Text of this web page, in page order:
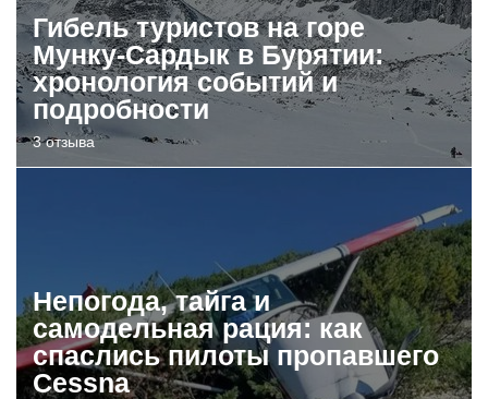
Гибель туристов на горе
Мунку-Сардык в Бурятии:
хронология событий и
подробности
3 отзыва
Непогода, тайга и
самодельная рация: как
спаслись пилоты пропавшего
Cessna